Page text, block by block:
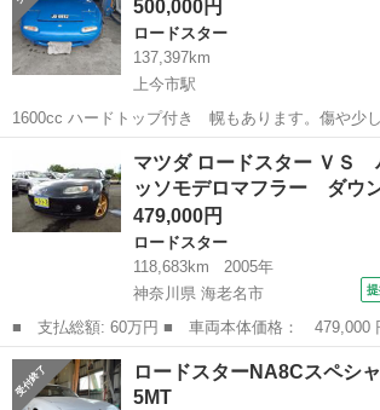
500,000円
ロードスター
137,397km
上今市駅
1600cc ハードトップ付き 幌もあります。傷や少し
年式の割には、キレイな方かと思います。エンジン
た。車高は、下がっていると思います。
上今市駅 ロードスター
マツダ ロードスター ＶＳ
ッソモデロマフラー ダ
479,000円
ロードスター
118,683km
2005年
神奈川県 海老名市
■ 支払総額: 60万円 ■ 車両本体価格： 479,000 円 ■ メーカー
名： マツダ ■ 車種名： ロードスター ■ グ
パドルシフト ロッソモデロマフラー ダウンサ
ミ 革シート 革...
神奈川 海老名市 ロードスター
ロードスターNA8Cスペシ
5MT